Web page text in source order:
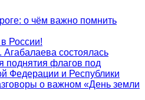
о чём важно помнить
России!
состоялась
поднятия флагов под
Федерации и Республики
о важном «День земли